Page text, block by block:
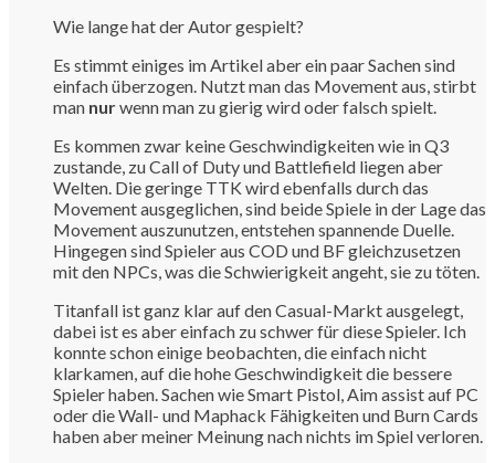
Wie lange hat der Autor gespielt?
Es stimmt einiges im Artikel aber ein paar Sachen sind
einfach überzogen. Nutzt man das Movement aus, stirbt
man nurwenn man zu gierig wird oder falsch spielt.
Es kommen zwar keine Geschwindigkeiten wie in Q3
zustande, zu Call of Duty und Battlefield liegen aber
Welten. Die geringe TTK wird ebenfalls durch das
Movement ausgeglichen, sind beide Spiele in der Lage das
Movement auszunutzen, entstehen spannende Duelle.
Hingegen sind Spieler aus COD und BF gleichzusetzen
mit den NPCs, was die Schwierigkeit angeht, sie zu töten.
Titanfall ist ganz klar auf den Casual-Markt ausgelegt,
dabei ist es aber einfach zu schwer für diese Spieler. Ich
konnte schon einige beobachten, die einfach nicht
klarkamen, auf die hohe Geschwindigkeit die bessere
Spieler haben. Sachen wie Smart Pistol, Aim assist auf PC
oder die Wall- und Maphack Fähigkeiten und Burn Cards
haben aber meiner Meinung nach nichts im Spiel verloren.